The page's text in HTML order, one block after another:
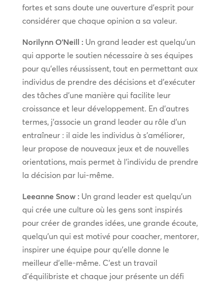
fortes et sans doute une ouverture d’esprit pour
considérer que chaque opinion a sa valeur.
Norilynn O’Neill :Un grand leader est quelqu’un
qui apporte le soutien nécessaire à ses équipes
pour qu’elles réussissent, tout en permettant aux
individus de prendre des décisions et d’exécuter
des tâches d’une manière qui facilite leur
croissance et leur développement. En d’autres
termes, j’associe un grand leader au rôle d’un
entraîneur : il aide les individus à s’améliorer,
leur propose de nouveaux jeux et de nouvelles
orientations, mais permet à l’individu de prendre
la décision par lui-même.
Leeanne Snow :Un grand leader est quelqu’un
qui crée une culture où les gens sont inspirés
pour créer de grandes idées, une grande écoute,
quelqu’un qui est motivé pour coacher, mentorer,
inspirer une équipe pour qu’elle donne le
meilleur d’elle-même. C’est un travail
d’équilibriste et chaque jour présente un défi